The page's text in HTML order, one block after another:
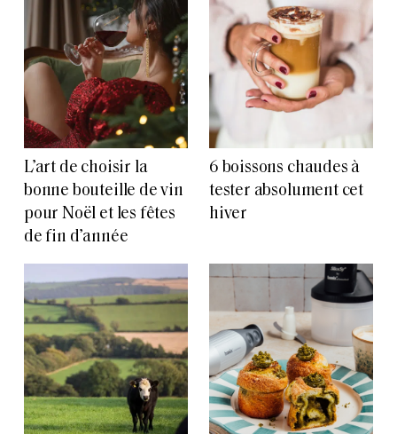
L’art de choisir la
bonne bouteille de vin
pour Noël et les fêtes
de fin d’année
6 boissons chaudes à
tester absolument cet
hiver